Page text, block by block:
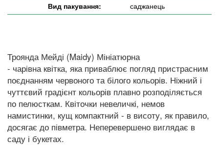
Вид пакування:
саджанець
Троянда Мейді (Maidy) Мініатюрна
- чарівна квітка, яка приваблює погляд пристрасним
поєднанням червоного та білого кольорів. Ніжний і
чуттєвий градієнт кольорів плавно розподіляється
по пелюсткам. Квіточки невеличкі, немов
намистинки, кущ компактний - в висоту, як правило,
досягає до півметра. Неперевершено виглядає в
саду і букетах.